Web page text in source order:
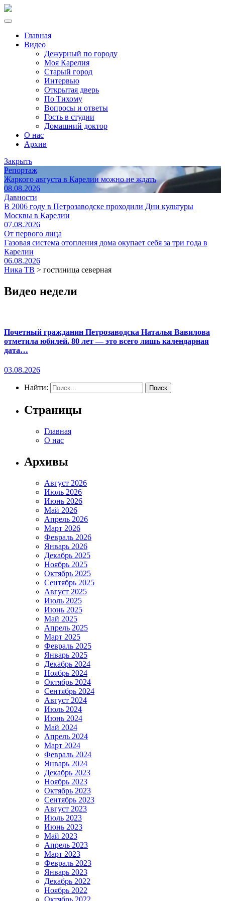
Главная
Видео
Дежурный по городу
Моя Карелия
Старый город
Интервью
Открытая дверь
По Тихому
Вопросы и ответы
Гость в студии
Домашний доктор
О нас
Архив
Закрыть
Репортаж
Жаркого августа в Карелии можно не ждать
08.08.2026
Давности
В 2006 году в Петрозаводске проходили Дни культуры
Москвы в Карелии
07.08.2026
От первого лица
Газовая система отопления дома окупает себя за три года в
Карелии
06.08.2026
Ника ТВ > гостиница северная
Видео недели
Почетный гражданин Петрозаводска Наталья Вавилова
отметила юбилей. 80 лет — это всего лишь календарная
дата…
03.08.2026
Найти:
Страницы
Главная
О нас
Архивы
Август 2026
Июль 2026
Июнь 2026
Май 2026
Апрель 2026
Март 2026
Февраль 2026
Январь 2026
Декабрь 2025
Ноябрь 2025
Октябрь 2025
Сентябрь 2025
Август 2025
Июль 2025
Июнь 2025
Май 2025
Апрель 2025
Март 2025
Февраль 2025
Январь 2025
Декабрь 2024
Ноябрь 2024
Октябрь 2024
Сентябрь 2024
Август 2024
Июль 2024
Июнь 2024
Май 2024
Апрель 2024
Март 2024
Февраль 2024
Январь 2024
Декабрь 2023
Ноябрь 2023
Октябрь 2023
Сентябрь 2023
Август 2023
Июль 2023
Июнь 2023
Май 2023
Апрель 2023
Март 2023
Февраль 2023
Январь 2023
Декабрь 2022
Ноябрь 2022
Октябрь 2022